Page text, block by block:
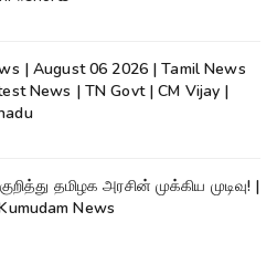
| August 06 2026 | Tamil News
News | TN Govt | CM Vijay |
குறித்து தமிழக அரசின் முக்கிய முடிவு! |
News